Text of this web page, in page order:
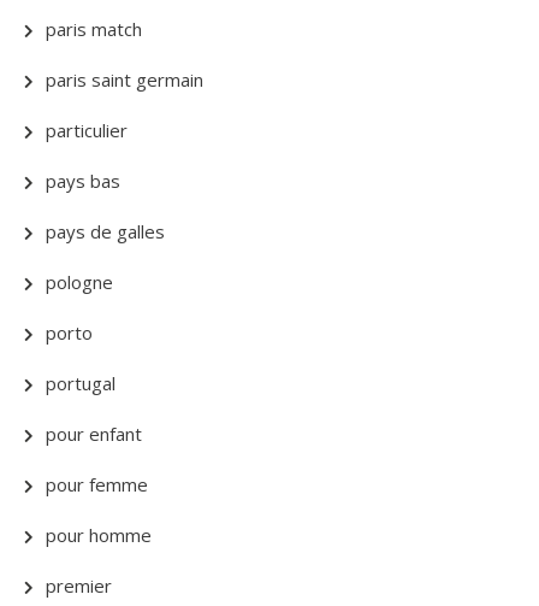
paris match
paris saint germain
particulier
pays bas
pays de galles
pologne
porto
portugal
pour enfant
pour femme
pour homme
premier